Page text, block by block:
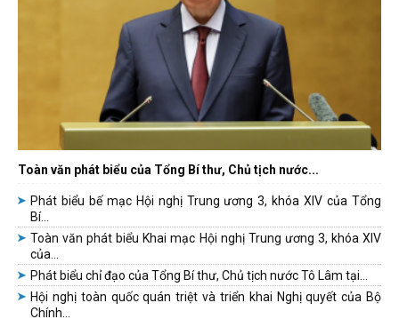
Toàn văn phát biểu của Tổng Bí thư, Chủ tịch nước...
Phát biểu bế mạc Hội nghị Trung ương 3, khóa XIV của Tổng
Bí...
Toàn văn phát biểu Khai mạc Hội nghị Trung ương 3, khóa XIV
của...
Phát biểu chỉ đạo của Tổng Bí thư, Chủ tịch nước Tô Lâm tại...
Hội nghị toàn quốc quán triệt và triển khai Nghị quyết của Bộ
Chính...